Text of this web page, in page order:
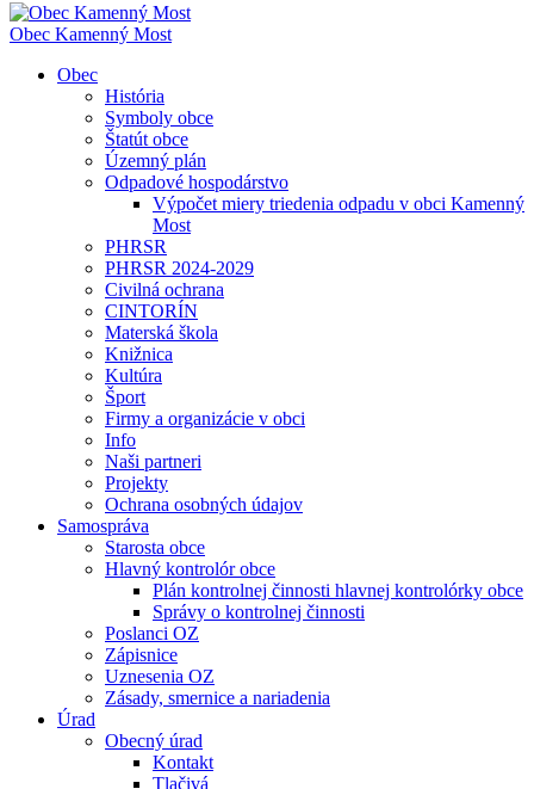
Obec Kamenný Most
Obec
História
Symboly obce
Štatút obce
Územný plán
Odpadové hospodárstvo
Výpočet miery triedenia odpadu v obci Kamenný
Most
PHRSR
PHRSR 2024-2029
Civilná ochrana
CINTORÍN
Materská škola
Knižnica
Kultúra
Šport
Firmy a organizácie v obci
Info
Naši partneri
Projekty
Ochrana osobných údajov
Samospráva
Starosta obce
Hlavný kontrolór obce
Plán kontrolnej činnosti hlavnej kontrolórky obce
Správy o kontrolnej činnosti
Poslanci OZ
Zápisnice
Uznesenia OZ
Zásady, smernice a nariadenia
Úrad
Obecný úrad
Kontakt
Tlačivá